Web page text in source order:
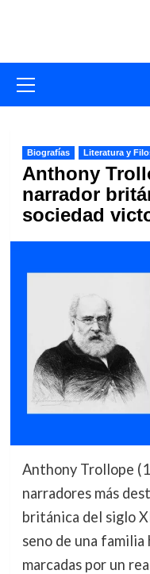
primario
Biografías Literatura y
Anthony
narrador
sociedad
Anthony Trollope
narradores más
británica del siglo
seno de una familia
marcadas por un